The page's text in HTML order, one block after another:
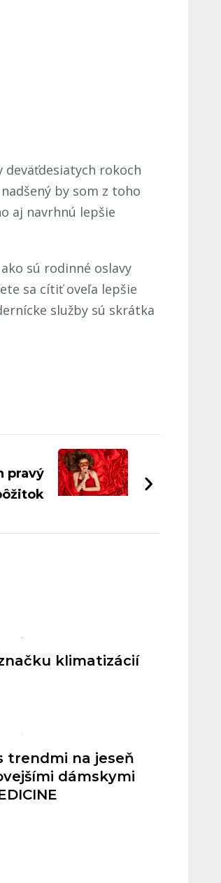
rokoch
by som z toho
aj navrhnú lepšie
sú rodinné oslavy
sa cítiť oveľa lepšie
služby sú skrátka
pravý
klimatizácií
trendmi na jeseň
dámskymi